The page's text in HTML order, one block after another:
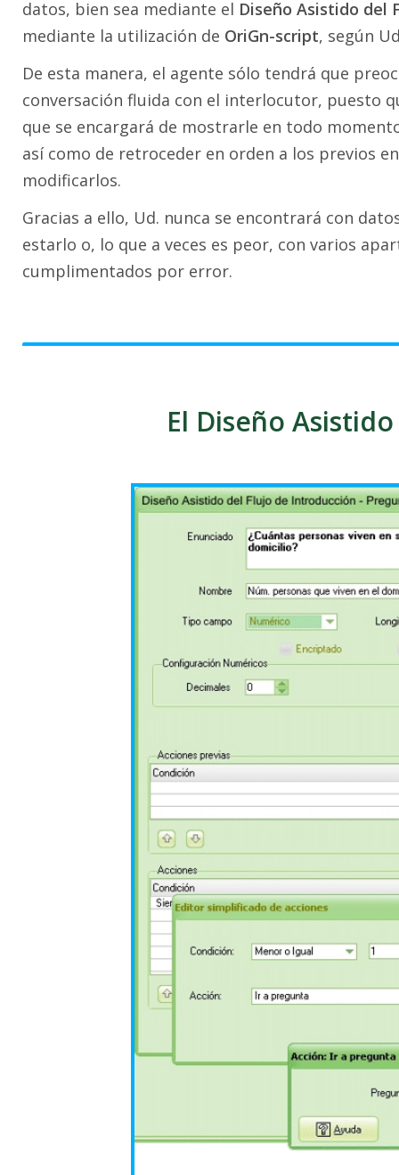
datos, bien sea mediante el Diseño Asistido del
mediante la utilización de OriGn-script, según
De esta manera, el agente sólo tendrá que
conversación fluida con el interlocutor, puesto
que se encargará de mostrarle en todo
así como de retroceder en orden a los previos
modificarlos.
Gracias a ello, Ud. nunca se encontrará con
estarlo o, lo que a veces es peor, con varios
cumplimentados por error.
El Diseño